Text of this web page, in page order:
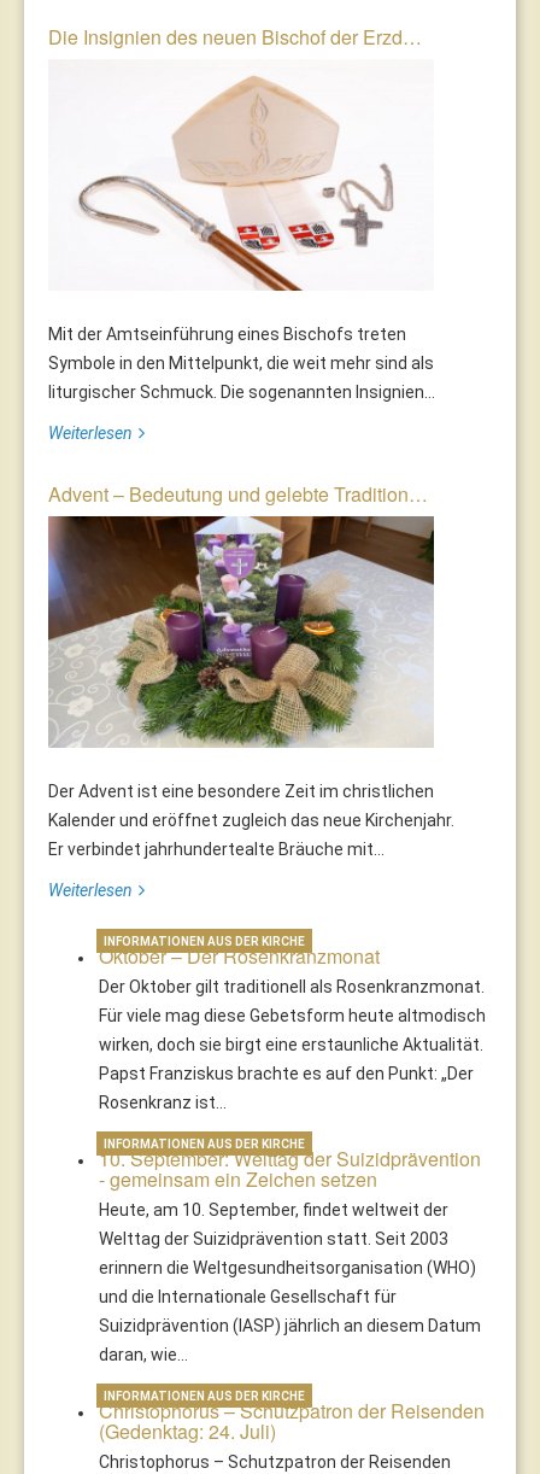
Die Insignien des neuen Bischof der Erzd…
Mit der Amtseinführung eines Bischofs treten
Symbole in den Mittelpunkt, die weit mehr sind als
liturgischer Schmuck. Die sogenannten Insignien...
Weiterlesen
Advent – Bedeutung und gelebte Tradition…
Der Advent ist eine besondere Zeit im christlichen
Kalender und eröffnet zugleich das neue Kirchenjahr.
Er verbindet jahrhundertealte Bräuche mit...
Weiterlesen
Oktober – Der Rosenkranzmonat
Der Oktober gilt traditionell als Rosenkranzmonat.
Für viele mag diese Gebetsform heute altmodisch
wirken, doch sie birgt eine erstaunliche Aktualität.
Papst Franziskus brachte es auf den Punkt: „Der
Rosenkranz ist…
INFORMATIONEN AUS DER KIRCHE
10. September: Welttag der Suizidprävention
- gemeinsam ein Zeichen setzen
Heute, am 10. September, findet weltweit der
Welttag der Suizidprävention statt. Seit 2003
erinnern die Weltgesundheitsorganisation (WHO)
und die Internationale Gesellschaft für
Suizidprävention (IASP) jährlich an diesem Datum
daran, wie…
INFORMATIONEN AUS DER KIRCHE
Christophorus – Schutzpatron der Reisenden
(Gedenktag: 24. Juli)
Christophorus – Schutzpatron der Reisenden
INFORMATIONEN AUS DER KIRCHE